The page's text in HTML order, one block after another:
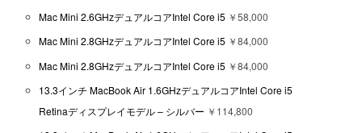
Mac Mini 2.6GHzデュアルコアIntel Core i5 ￥58,000
Mac Mini 2.8GHzデュアルコアIntel Core i5 ￥84,000
Mac Mini 2.8GHzデュアルコアIntel Core i5 ￥84,000
13.3インチ MacBook Air 1.6GHzデュアルコアIntel Core i5
Retinaディスプレイモデル – シルバー ￥114,800